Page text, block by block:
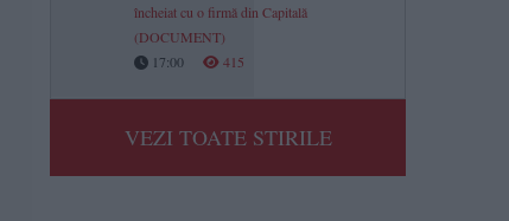
încheiat cu o firmă din Capitală
(DOCUMENT)
17:00
415
VEZI TOATE STIRILE